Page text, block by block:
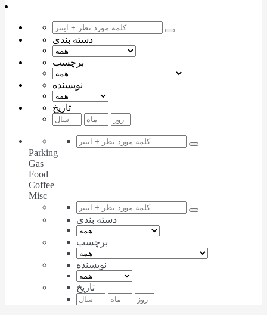
دسته بندی
برچسب
نویسنده
تاریخ
Parking
Gas
Food
Coffee
Misc
دسته بندی
برچسب
نویسنده
تاریخ